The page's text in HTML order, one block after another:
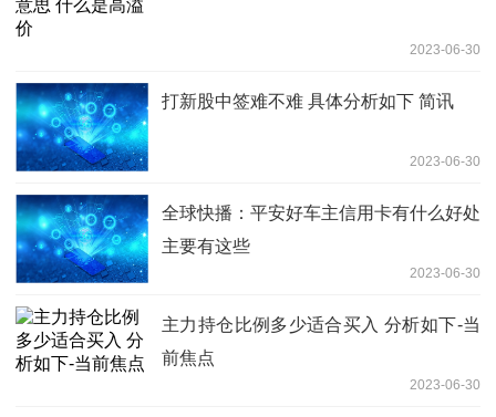
2023-06-30
打新股中签难不难 具体分析如下 简讯
2023-06-30
全球快播：平安好车主信用卡有什么好处
主要有这些
2023-06-30
主力持仓比例多少适合买入 分析如下-当
前焦点
2023-06-30